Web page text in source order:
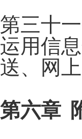
第三十
运用信
送、网
第六章